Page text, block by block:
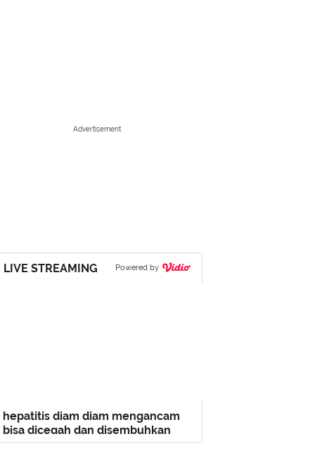
Advertisement
LIVE STREAMING Powered by
hepatitis diam diam mengancam
bisa dicegah dan disembuhkan